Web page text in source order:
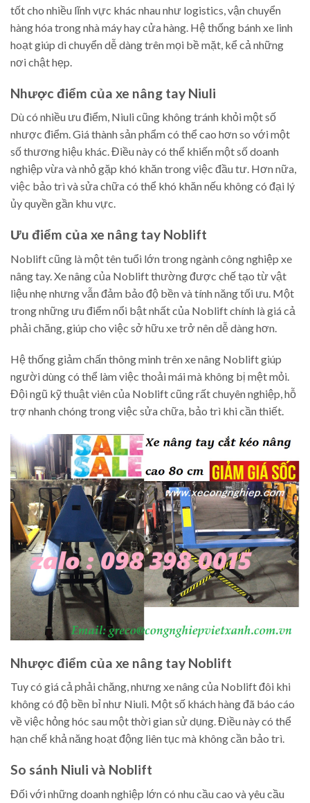
tốt cho nhiều lĩnh vực khác nhau như logistics, vận chuyển
hàng hóa trong nhà máy hay cửa hàng. Hệ thống bánh xe linh
hoạt giúp di chuyển dễ dàng trên mọi bề mặt, kể cả những
nơi chật hẹp.
Nhược điểm của xe nâng tay Niuli
Dù có nhiều ưu điểm, Niuli cũng không tránh khỏi một số
nhược điểm. Giá thành sản phẩm có thể cao hơn so với một
số thương hiệu khác. Điều này có thể khiến một số doanh
nghiệp vừa và nhỏ gặp khó khăn trong việc đầu tư. Hơn nữa,
việc bảo trì và sửa chữa có thể khó khăn nếu không có đại lý
ủy quyền gần khu vực.
Ưu điểm của xe nâng tay Noblift
Noblift cũng là một tên tuổi lớn trong ngành công nghiệp xe
nâng tay. Xe nâng của Noblift thường được chế tạo từ vật
liệu nhẹ nhưng vẫn đảm bảo độ bền và tính năng tối ưu. Một
trong những ưu điểm nổi bật nhất của Noblift chính là giá cả
phải chăng, giúp cho việc sở hữu xe trở nên dễ dàng hơn.
Hệ thống giảm chấn thông minh trên xe nâng Noblift giúp
người dùng có thể làm việc thoải mái mà không bị mệt mỏi.
Đội ngũ kỹ thuật viên của Noblift cũng rất chuyên nghiệp, hỗ
trợ nhanh chóng trong việc sửa chữa, bảo trì khi cần thiết.
Nhược điểm của xe nâng tay Noblift
Tuy có giá cả phải chăng, nhưng xe nâng của Noblift đôi khi
không có độ bền bỉ như Niuli. Một số khách hàng đã báo cáo
về việc hỏng hóc sau một thời gian sử dụng. Điều này có thể
hạn chế khả năng hoạt động liên tục mà không cần bảo trì.
So sánh Niuli và Noblift
Đối với những doanh nghiệp lớn có nhu cầu cao và yêu cầu